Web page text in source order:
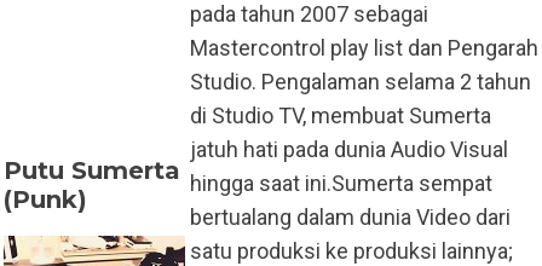
Putu Sumerta
(Punk)
pada tahun 2007 sebagai
Mastercontrol play list dan Pengarah
Studio. Pengalaman selama 2 tahun
di Studio TV, membuat Sumerta
jatuh hati pada dunia Audio Visual
hingga saat ini.Sumerta sempat
bertualang dalam dunia Video dari
satu produksi ke produksi lainnya;